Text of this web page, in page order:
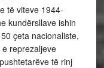
të viteve 1944-
kundërsllave ishin
çeta nacionaliste,
reprezaljeve
të rinj